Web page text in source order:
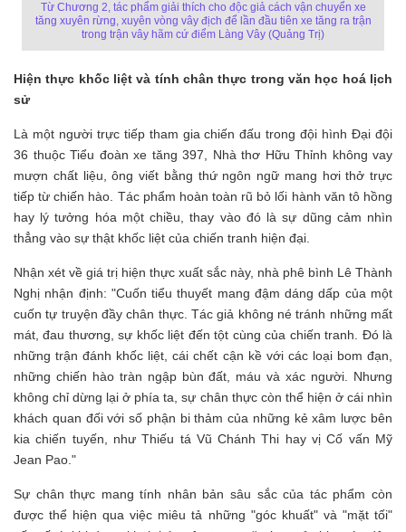
Từ Chương 2, tác phẩm giải thích cho độc giả cách vận chuyển xe
tăng xuyên rừng, xuyên vòng vây địch để lần đầu tiên xe tăng ra trận
trong trận vây hãm cứ điểm Làng Vây (Quảng Trị)
Hiện thực khốc liệt và tính chân thực trong văn học hoá lịch
sử
Là một người trực tiếp tham gia chiến đấu trong đội hình Đại đội
36 thuộc Tiểu đoàn xe tăng 397, Nhà thơ Hữu Thỉnh không vay
mượn chất liệu, ông viết bằng thứ ngôn ngữ mang hơi thở trực
tiếp từ chiến hào. Tác phẩm hoàn toàn rũ bỏ lối hành văn tô hồng
hay lý tưởng hóa một chiều, thay vào đó là sự dũng cảm nhìn
thẳng vào sự thật khốc liệt của chiến tranh hiện đại.
Nhận xét về giá trị hiện thực xuất sắc này, nhà phê bình Lê Thành
Nghị nhận định: "Cuốn tiểu thuyết mang đậm dáng dấp của một
cuốn tự truyện đầy chân thực. Tác giả không né tránh những mất
mát, đau thương, sự khốc liệt đến tột cùng của chiến tranh. Đó là
những trận đánh khốc liệt, cái chết cận kề với các loại bom đạn,
những chiến hào tràn ngập bùn đất, máu và xác người. Nhưng
không chỉ dừng lại ở phía ta, sự chân thực còn thể hiện ở cái nhìn
khách quan đối với số phận bi thảm của những kẻ xâm lược bên
kia chiến tuyến, như Thiếu tá Vũ Chánh Thi hay vị Cố vấn Mỹ
Jean Pao."
Sự chân thực mang tính nhân bản sâu sắc của tác phẩm còn
được thể hiện qua việc miêu tả những "góc khuất" và "mặt tối"